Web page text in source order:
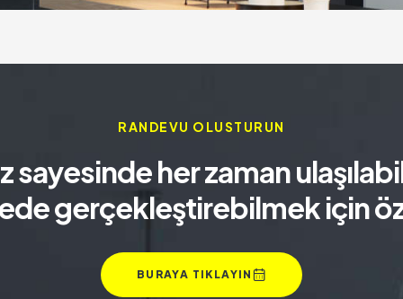
RANDEVU OLUSTURUN
sayesinde her zaman
gerçekleştirebilmek için
BURAYA TIKLAYIN